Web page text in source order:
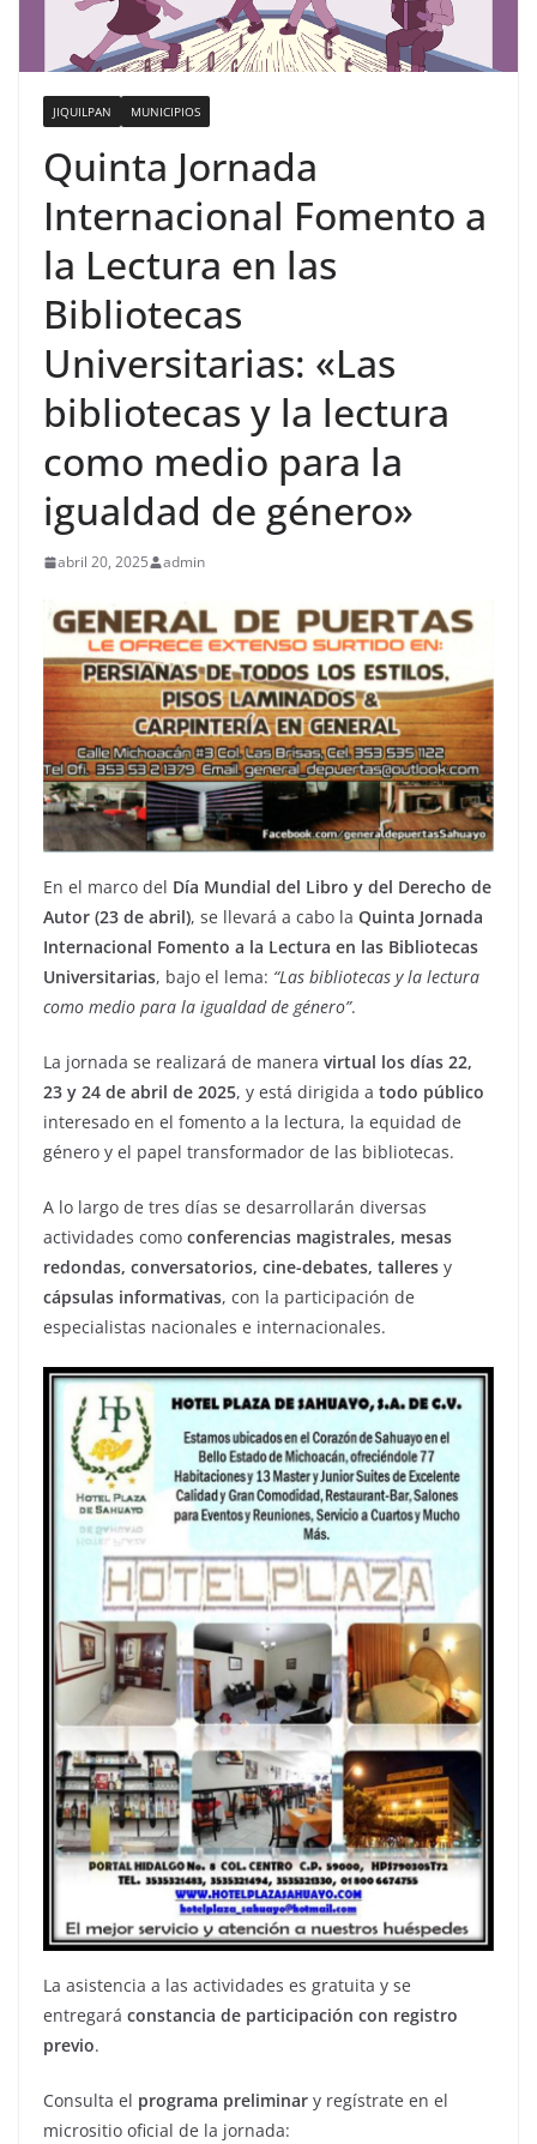
JIQUILPAN MUNICIPIOS
Quinta Jornada
Internacional Fomento a
la Lectura en las
Bibliotecas
Universitarias: «Las
bibliotecas y la lectura
como medio para la
igualdad de género»
abril 20, 2025 admin
En el marco del Día Mundial del Libro y del Derecho de
Autor (23 de abril), se llevará a cabo la Quinta Jornada
Internacional Fomento a la Lectura en las Bibliotecas
Universitarias, bajo el lema: “Las bibliotecas y la lectura
como medio para la igualdad de género”.
La jornada se realizará de manera virtual los días 22,
23 y 24 de abril de 2025, y está dirigida a todo público
interesado en el fomento a la lectura, la equidad de
género y el papel transformador de las bibliotecas.
A lo largo de tres días se desarrollarán diversas
actividades como conferencias magistrales, mesas
redondas, conversatorios, cine-debates, talleres y
cápsulas informativas, con la participación de
especialistas nacionales e internacionales.
La asistencia a las actividades es gratuita y se
entregará constancia de participación con registro
previo.
Consulta el programa preliminar y regístrate en el
micrositio oficial de la jornada: